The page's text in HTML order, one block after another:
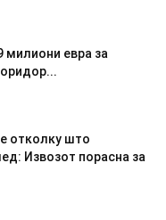
милиони евра за
отколку што
Извозот порасна за